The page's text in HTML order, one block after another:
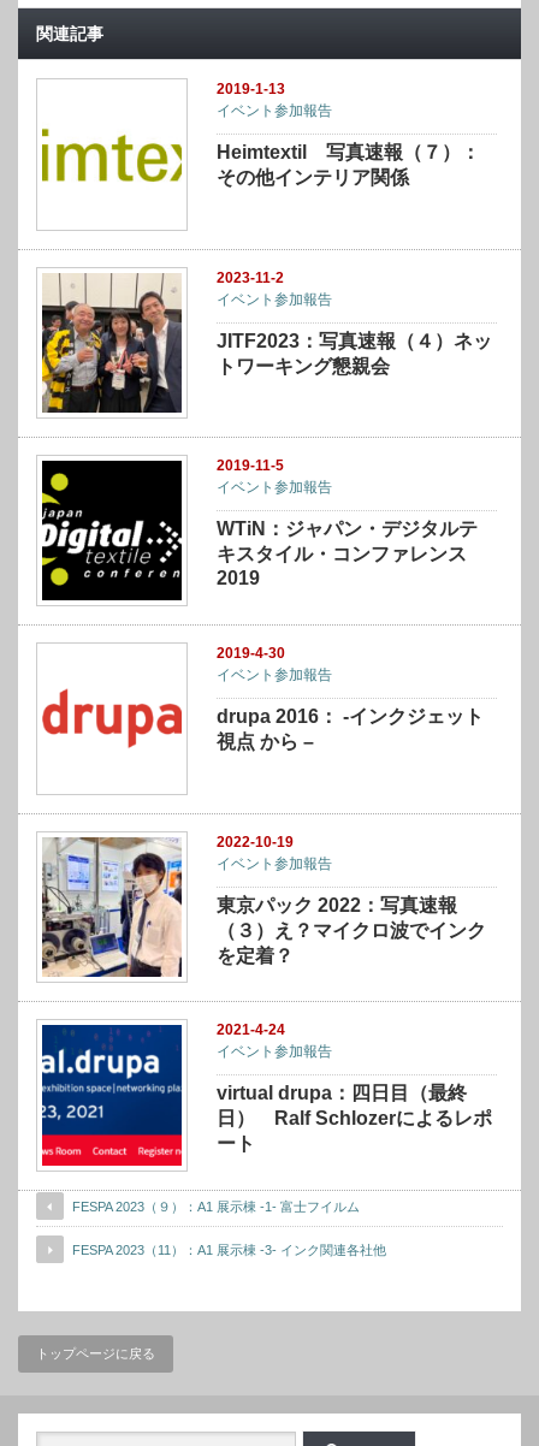
関連記事
2019-1-13
イベント参加報告
Heimtextil 写真速報（７）：
その他インテリア関係
2023-11-2
イベント参加報告
JITF2023：写真速報（４）ネッ
トワーキング懇親会
2019-11-5
イベント参加報告
WTiN：ジャパン・デジタルテ
キスタイル・コンファレンス
2019
2019-4-30
イベント参加報告
drupa 2016： -インクジェット
視点 から –
2022-10-19
イベント参加報告
東京パック 2022：写真速報
（３）え？マイクロ波でインク
を定着？
2021-4-24
イベント参加報告
virtual drupa：四日目（最終
日） Ralf Schlozerによるレポ
ート
FESPA 2023（９）：A1 展示棟 -1- 富士フイルム
FESPA 2023（11）：A1 展示棟 -3- インク関連各社他
トップページに戻る